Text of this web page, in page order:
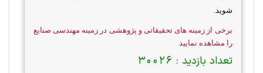
شوید.
برخی از زمینه های تحقیقاتی و پژوهشی در زمینه مهندسی صنايع
را مشاهده نمایید
تعداد بازدید : 30026